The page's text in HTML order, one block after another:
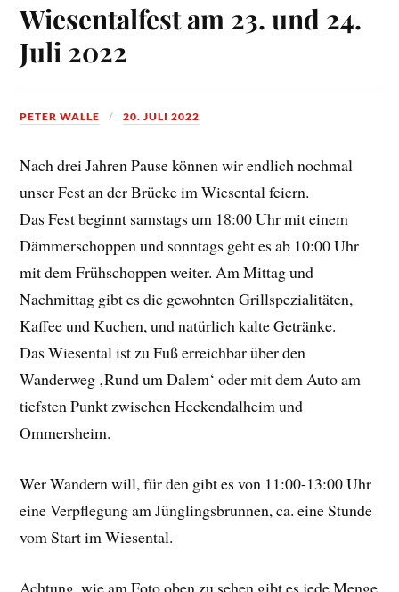
Wiesentalfest am 23. und 24.
Juli 2022
PETER WALLE 20. JULI 2022
Nach drei Jahren Pause können wir endlich nochmal
unser Fest an der Brücke im Wiesental feiern.
Das Fest beginnt samstags um 18:00 Uhr mit einem
Dämmerschoppen und sonntags geht es ab 10:00 Uhr
mit dem Frühschoppen weiter. Am Mittag und
Nachmittag gibt es die gewohnten Grillspezialitäten,
Kaffee und Kuchen, und natürlich kalte Getränke.
Das Wiesental ist zu Fuß erreichbar über den
Wanderweg ‚Rund um Dalem‘ oder mit dem Auto am
tiefsten Punkt zwischen Heckendalheim und
Ommersheim.
Wer Wandern will, für den gibt es von 11:00-13:00 Uhr
eine Verpflegung am Jünglingsbrunnen, ca. eine Stunde
vom Start im Wiesental.
Achtung, wie am Foto oben zu sehen gibt es jede Menge